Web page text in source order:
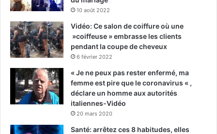
10 août 2022
Vidéo: Ce salon de coiffure où une
»coiffeuse » embrasse les clients
pendant la coupe de cheveux
6 février 2022
« Je ne peux pas rester enfermé, ma
femme est pire que le coronavirus « ,
déclare un homme aux autorités
italiennes-Vidéo
20 mars 2020
Santé: arrêtez ces 8 habitudes, elles